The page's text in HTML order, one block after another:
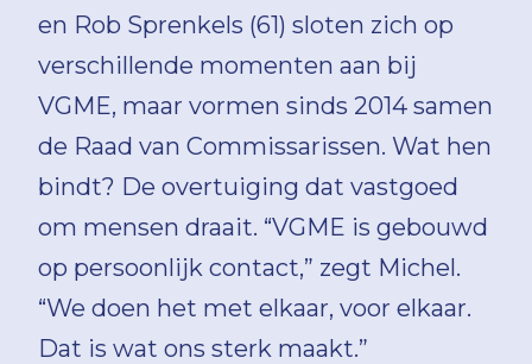
en Rob Sprenkels (61) sloten zich op
verschillende momenten aan bij
VGME, maar vormen sinds 2014 samen
de Raad van Commissarissen. Wat hen
bindt? De overtuiging dat vastgoed
om mensen draait. “VGME is gebouwd
op persoonlijk contact,” zegt Michel.
“We doen het met elkaar, voor elkaar.
Dat is wat ons sterk maakt.”